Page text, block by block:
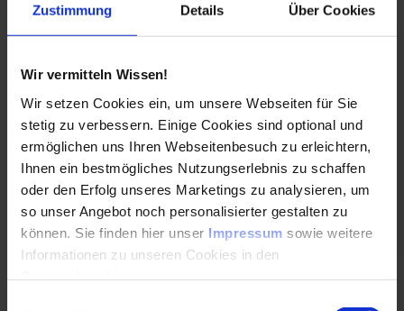
Zustimmung Details Über Cookies
Wir vermitteln Wissen!
Wir setzen Cookies ein, um unsere Webseiten für Sie
stetig zu verbessern. Einige Cookies sind optional und
ermöglichen uns Ihren Webseitenbesuch zu erleichtern,
Ihnen ein bestmögliches Nutzungserlebnis zu schaffen
oder den Erfolg unseres Marketings zu analysieren, um
so unser Angebot noch personalisierter gestalten zu
können. Sie finden hier unser Impressum sowie weitere
Informationen zu unseren Cookies in den
funktionieren?
Eine agentenbasierte Simulation der TU
Braunschweig quantifiziert den Einsatz von
Wasserstoff-Verbrennungsmotoren in
landwirtschaftlich genutzten…
WEITERLESEN